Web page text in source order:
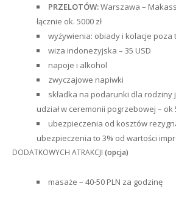
PRZELOTÓW:Warszawa –
łącznie ok. 5000 zł
wyżywienia: obiady i kolacje poza
wiza indonezyjska – 35 USD
napoje i alkohol
zwyczajowe napiwki
składka na podarunki dla rodziny
udział w ceremonii pogrzebowej – ok
ubezpieczenia od kosztów
ubezpieczenia to 3% od wartości
DODATKOWYCH ATRAKCJI (opcja)
masaże – 40-50 PLN za godzinę